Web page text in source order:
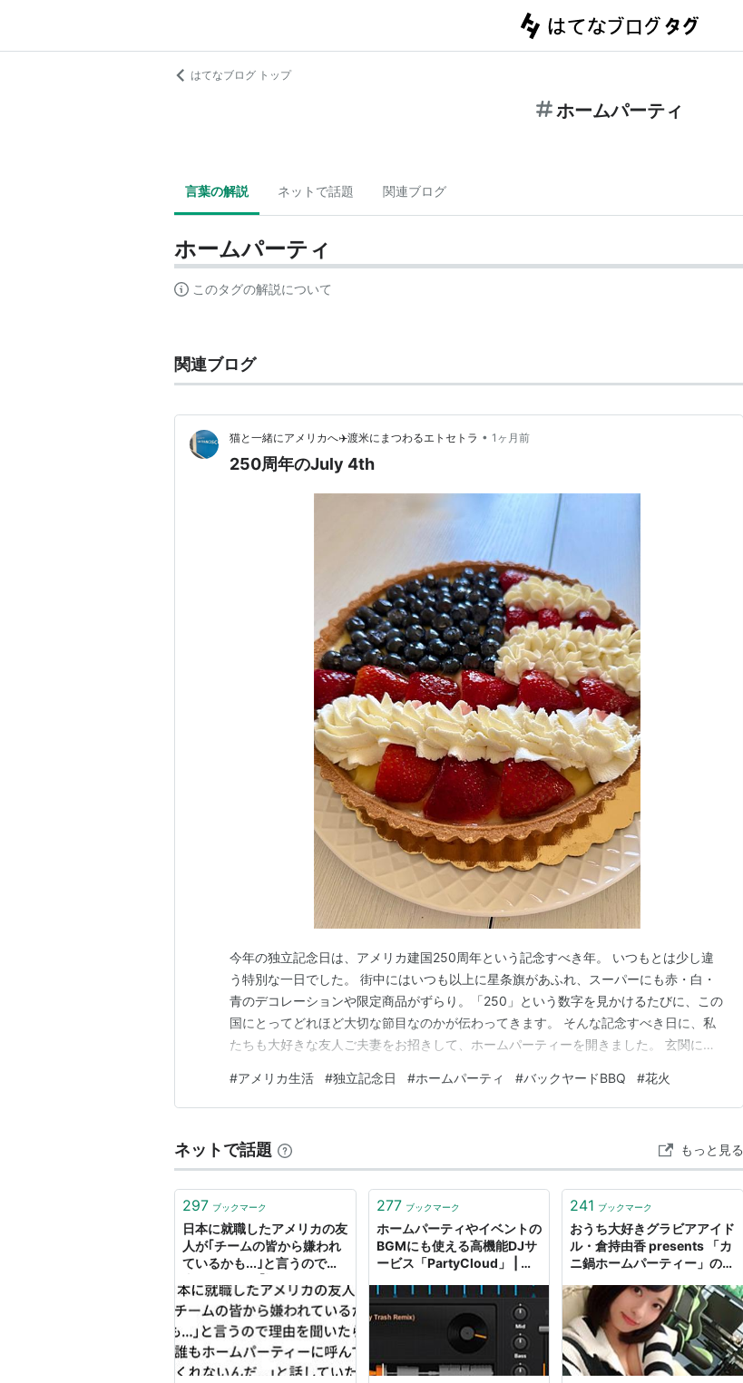
はてなブログ トップ
ホームパーティ
言葉の解説 ネットで話題 関連ブログ
ホームパーティ
このタグの解説について
関連ブログ
猫と一緒にアメリカへ✈️渡米にまつわるエトセトラ • 1ヶ月前
250周年のJuly 4th
今年の独立記念日は、アメリカ建国250周年という記念すべき年。 いつもとは少し違
う特別な一日でした。 街中にはいつも以上に星条旗があふれ、スーパーにも赤・白・
青のデコレーションや限定商品がずらり。「250」という数字を見かけるたびに、この
国にとってどれほど大切な節目なのかが伝わってきます。 そんな記念すべき日に、私
たちも大好きな友人ご夫妻をお招きして、ホームパーティーを開きました。 玄関には
ネート。ほんの少し季節感を取り入れるだけで、おうちの中までお祝いムードに包まれ
ます。 心からお招きしたい、大切な友人とのランチ …
#アメリカ生活 #独立記念日 #ホームパーティ #バックヤードBBQ #花火
ネットで話題 もっと見る
297 ブックマーク
日本に就職したアメリカの友
人が｢チームの皆から嫌われ
ているかも...｣と言うので理
ーティーに呼んでくれないん
だ...｣と話していた
277 ブックマーク
ホームパーティやイベントの
BGMにも使える高機能DJサ
ービス「PartyCloud」 | ラ
241 ブックマーク
おうち大好きグラビアアイド
ル・倉持由香 presents 「カ
ニ鍋ホームパーティー」のス